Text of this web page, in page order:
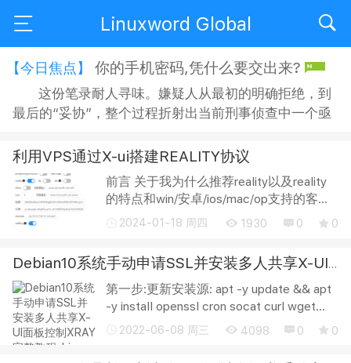
Linuxword Global
【今日焦点】 你的手机密码,凭什么要交出来?
这份笔录耐人寻味。嫌疑人从最初的明确拒绝，到
最后的“妥协”，整个过程折射出当前刑事侦查中一个亟
拒绝？拒绝之后，侦查人员又能采取何种方式“说服”？
在“思想教育”的名义下，嫌疑人的沉默权与隐私权究竟
获得了多大程度的保障？ 智能手机早已不是单纯的通讯
工具，它承...
利用VPS通过X-ui搭建REALITY协议
前言 关于我为什么推荐reality以及reality
的特点和win/安卓/ios/mac/op支持的客户
端都在这篇文章里面了 开启BBR 对于小白
入VPS...
2024-01-18 周四 1930 0 0
Debian10系统手动申请SSL并安装多人共享X-UI面板控制XRAY完整教程
第一步:更新安装源: apt -y update && apt
-y install openssl cron socat curl wget
unzip vim screen && screen -S
2022-06-08 周三 4098 0 0